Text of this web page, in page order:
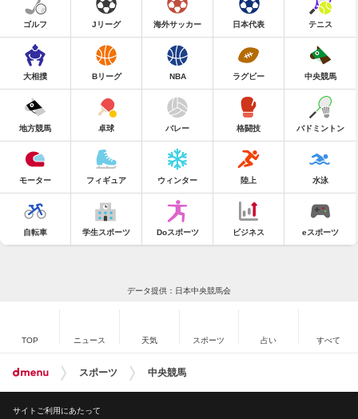
ゴルフ Jリーグ 海外サッカー 日本代表 テニス
大相撲 Bリーグ NBA ラグビー 中央競馬
地方競馬 卓球 バレー 格闘技 バドミントン
モーター フィギュア ウィンター 陸上 水泳
自転車 学生スポーツ Doスポーツ ビジネス eスポーツ
データ提供：日本中央競馬会
TOP ニュース 天気 スポーツ 占い すべて
スポーツ 中央競馬
サイトご利用にあたって